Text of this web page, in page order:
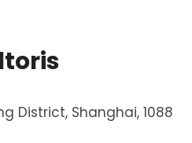
District, Shanghai,